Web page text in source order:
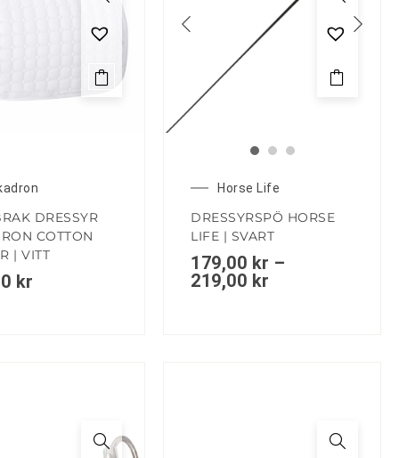
DRESSYR
COTTON
| VITT
kr
Horse Life
DRESSYRSPÖ HORSE
LIFE | SVART
179,00 kr –
219,00 kr